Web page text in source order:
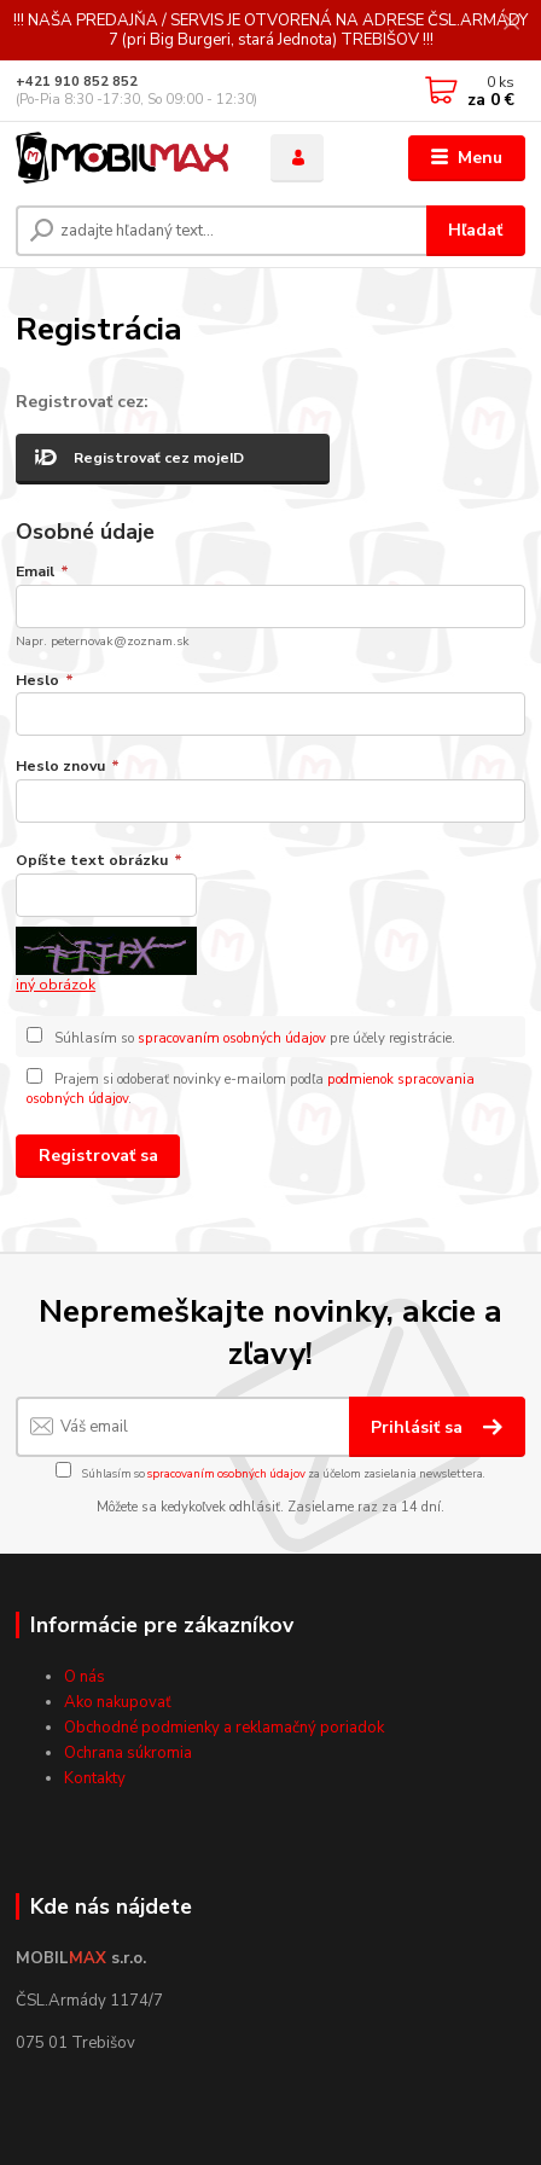
!!! NAŠA PREDAJŇA / SERVIS JE OTVORENÁ NA ADRESE ČSL.ARMÁDY
7 (pri Big Burgeri, stará Jednota) TREBIŠOV !!!
Menu
Hľadať
+421 910 852 852
(Po-Pia 8:30 -17:30, So 09:00 - 12:30)
0 ks
za 0 €
Registrácia
Registrovať cez:
Registrovať cez mojeID
Osobné údaje
Email *
Napr. peternovak@zoznam.sk
Heslo *
Heslo znovu *
Opíšte text obrázku *
iný obrázok
Súhlasím so spracovaním osobných údajovpre účely registrácie.
Prajem si odoberať novinky e-mailom podľa podmienok spracovania
osobných údajov.
Registrovať sa
Nepremeškajte novinky, akcie a
zľavy!
Prihlásiť sa
Súhlasím sospracovaním osobných údajov za účelom zasielania newslettera.
Môžete sa kedykoľvek odhlásiť. Zasielame raz za 14 dní.
Informácie pre zákazníkov
O nás
Ako nakupovať
Obchodné podmienky a reklamačný poriadok
Ochrana súkromia
Kontakty
Kde nás nájdete
MOBILMAX s.r.o.
ČSL.Armády 1174/7
075 01 Trebišov